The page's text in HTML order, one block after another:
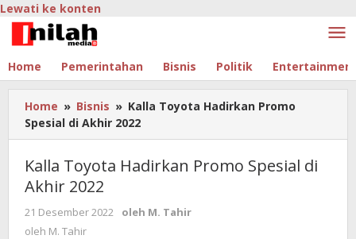
Lewati ke konten
Home Pemerintahan Bisnis Politik
Home » Bisnis » Kalla Toyota Hadirkan Promo
Spesial di Akhir 2022
Kalla Toyota Hadirkan Promo Spesial di
Akhir 2022
21 Desember 2022 oleh M. Tahir
oleh M. Tahir